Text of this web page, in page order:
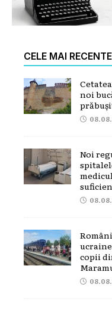
CELE MAI
noi
Noi
copii